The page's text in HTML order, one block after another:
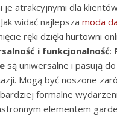
je atrakcyjnymi dla
widać najlepsza moda
ręki dzięki hurtowni
i funkcjonalność:
są uniwersalne i pasują
Mogą być noszone
formalne
elementem